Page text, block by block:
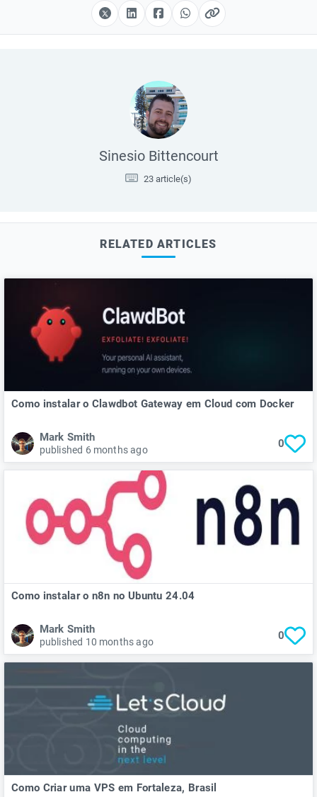
Sinesio Bittencourt
23 article(s)
RELATED ARTICLES
Como instalar o Clawdbot Gateway em Cloud com Docker
Mark Smith
published 6 months ago
0
Como instalar o n8n no Ubuntu 24.04
Mark Smith
published 10 months ago
0
Como Criar uma VPS em Fortaleza, Brasil